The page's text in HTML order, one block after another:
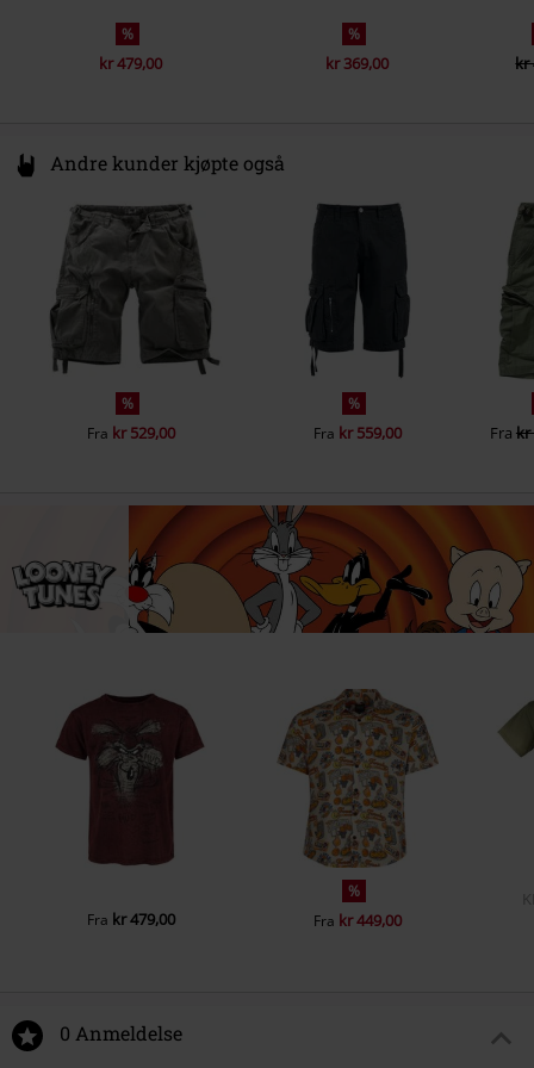
%
kr 479,00
%
kr 369,00 kr
Andre kunder kjøpte også
%
Fra kr 529,00
%
Fra kr 559,00 Fra kr
Fra kr 479,00
%
Fra kr 449,00
0 Anmeldelse